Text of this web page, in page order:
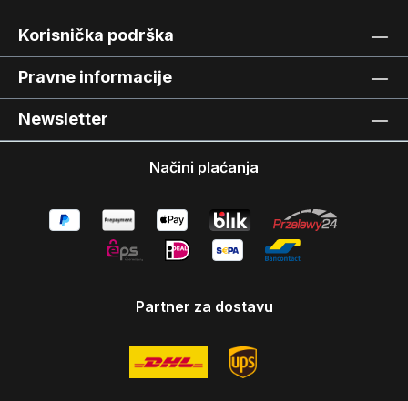
Korisnička podrška
Pravne informacije
Newsletter
Načini plaćanja
Partner za dostavu